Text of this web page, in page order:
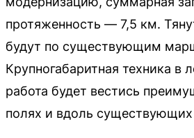
протяженность — 7,5 км.
будут по существующим
Крупногабаритная техника в
работа будет вестись
полях и вдоль существующих